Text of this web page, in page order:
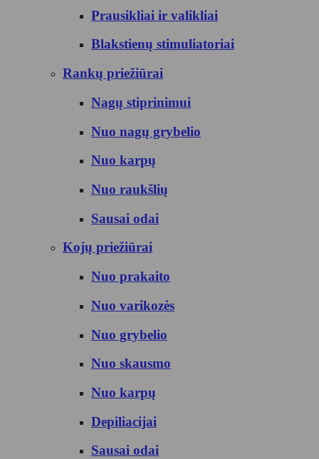
Prausikliai ir valikliai
Blakstienų stimuliatoriai
Rankų priežiūrai
Nagų stiprinimui
Nuo nagų grybelio
Nuo karpų
Nuo raukšlių
Sausai odai
Kojų priežiūrai
Nuo prakaito
Nuo varikozės
Nuo grybelio
Nuo skausmo
Nuo karpų
Depiliacijai
Sausai odai